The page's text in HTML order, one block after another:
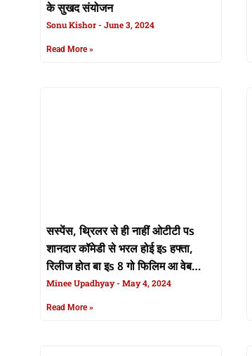
के सुखद संयोजन
Sonu Kishor June 3, 2024
Read More »
सस्पेंस, थ्रिलर से ही नाहीं ओटीटी पs
शानदार कॉमेडी से भरल होई इs हफ्ता,
रिलीज होत बा इs 8 गो फिलिम आ वेब
सीरीज, देखीं पूरा लिस्ट
Minee Upadhyay May 4, 2024
Read More »